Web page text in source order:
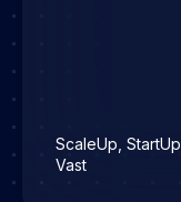
ScaleUp, StartUp
Vast